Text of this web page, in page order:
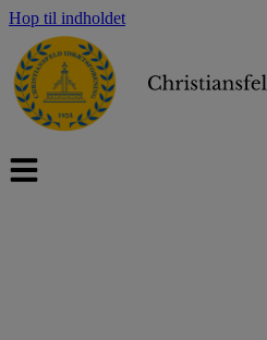
Hop til indholdet